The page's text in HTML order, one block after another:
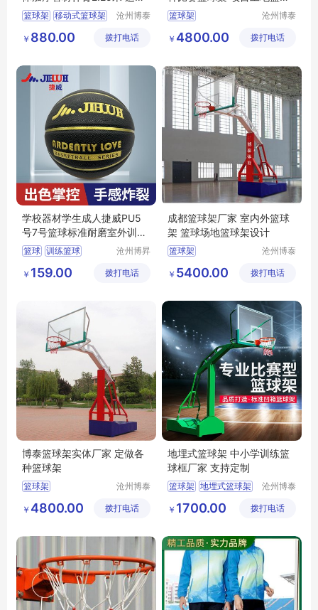
学校公园广场
篮球架 移动式篮球架
凹箱篮球架
沧州博泰
有限公司
￥ 880.00 拨打电话
架
篮球架
沧州博泰
有限公司
￥ 4800.00 拨打电话
学校器材学生成人捷威PU5
号7号篮球标准耐磨室外训练
篮球场
篮球 训练篮球
沧州博昇
有限公司
￥ 159.00 拨打电话
成都篮球架厂家 室内外篮球
架 篮球场地篮球架设计
篮球架
沧州博泰
有限公司
￥ 5400.00 拨打电话
博泰篮球架实体厂家 定做各
种篮球架
篮球架
沧州博泰
有限公司
￥ 4800.00 拨打电话
地埋式篮球架 中小学训练篮
球框厂家 支持定制
篮球架 地埋式篮球架
中学篮球框
沧州博泰
有限公司
￥ 1700.00 拨打电话